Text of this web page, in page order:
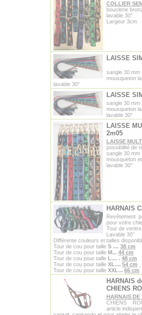
COLLIER
bouclerie
lavable 30°
Largeur 3cm
LAISSE
sangle 30 mm
mousqueton
lavable 30°
LAISSE
sangle 30 mm
mousqueton
lavable 30°
LAISSE
2m05
LAISSE
possibilité de
sangle 30 mm
mousqueton
lavable 30°
HARNAIS
Revêtement
pour votre
Tour de
Lavable 30°
Différente couleurs et tailles
Tour de cou pour taille S .... 38 cm
Tour de cou pour taille M... 44 cm
Tour de cou pour taille L.... . 48 cm
Tour de cou pour taille XL.... 54 cm
Tour de cou pour taille XXL... 66 cm
HARNAIS
CHIENS
HARNAIS
CHIENS
article